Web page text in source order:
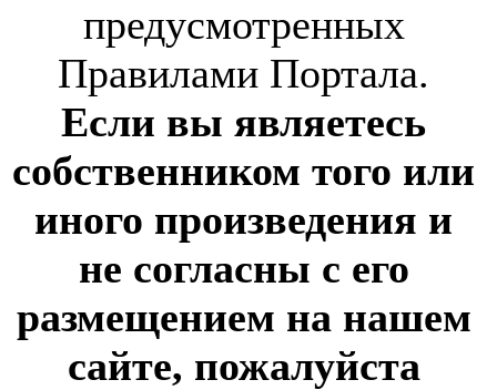
предусмотренных
Правилами Портала.
Если вы являетесь
собственником того или
иного произведения и
не согласны с его
размещением на нашем
сайте, пожалуйста